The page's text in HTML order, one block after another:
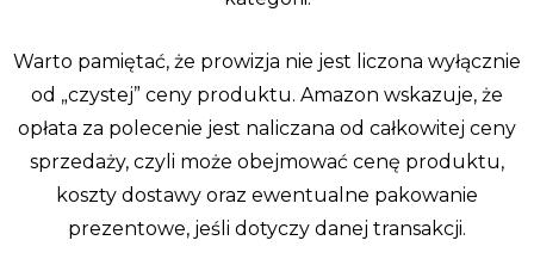
Warto pamiętać, że prowizja nie jest liczona wyłącznie
od „czystej” ceny produktu. Amazon wskazuje, że
opłata za polecenie jest naliczana od całkowitej ceny
sprzedaży, czyli może obejmować cenę produktu,
koszty dostawy oraz ewentualne pakowanie
prezentowe, jeśli dotyczy danej transakcji.